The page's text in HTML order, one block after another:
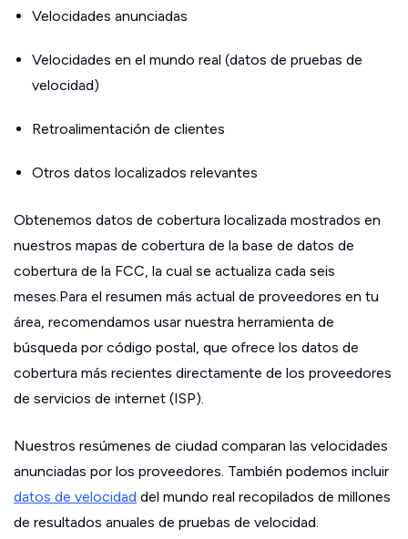
Velocidades anunciadas
Velocidades en el mundo real (datos de pruebas de
velocidad)
Retroalimentación de clientes
Otros datos localizados relevantes
Obtenemos datos de cobertura localizada mostrados en
nuestros mapas de cobertura de la base de datos de
cobertura de la FCC, la cual se actualiza cada seis
meses.Para el resumen más actual de proveedores en tu
área, recomendamos usar nuestra herramienta de
búsqueda por código postal, que ofrece los datos de
cobertura más recientes directamente de los proveedores
de servicios de internet (ISP).
Nuestros resúmenes de ciudad comparan las velocidades
anunciadas por los proveedores. También podemos incluir
datos de velocidad del mundo real recopilados de millones
de resultados anuales de pruebas de velocidad.